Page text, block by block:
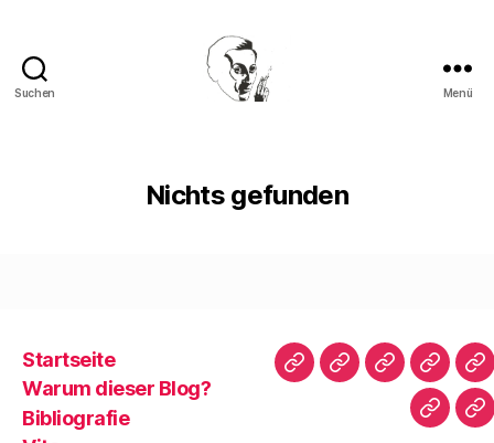
Suchen Menü
Nichts gefunden
Startseite
Warum dieser Blog?
Bibliografie
Startseite
WarumBibliografie
Vita
|